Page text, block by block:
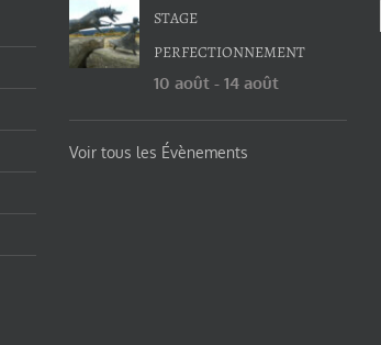
STAGE
PERFECTIONNEMENT
10 août - 14 août
Voir tous les Évènements